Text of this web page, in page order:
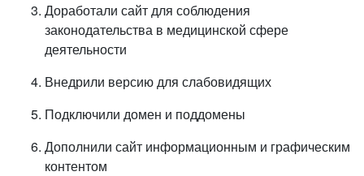
Доработали сайт для соблюдения
законодательства в медицинской сфере
деятельности
Внедрили версию для слабовидящих
Подключили домен и поддомены
Дополнили сайт информационным и графическим
контентом